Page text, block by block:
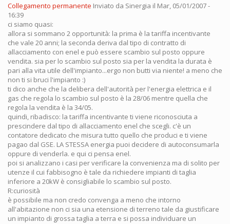
Collegamento permanente Inviato da Sinergia il Mar, 05/01/2007 -
16:39
ci siamo quasi:
allora si sommano 2 opportunità: la prima è la tariffa incentivante
che vale 20 anni; la seconda deriva dal tipo di contratto di
allacciamento con enel e può essere scambio sul posto oppure
vendita. sia per lo scambio sul posto sia per la vendita la durata è
pari alla vita utile dell'impianto...ergo non butti via niente! a meno che
non ti si bruci l'impianto :)
ti dico anche che la delibera dell'autorità per l'energia elettrica e il
gas che regola lo scambio sul posto è la 28/06 mentre quella che
regola la vendita è la 34/05.
quindi, ribadisco: la tariffa incentivante ti viene riconosciuta a
prescindere dal tipo di allacciamento enel che scegli. c'è un
contatore dedicato che misura tutto quello che produci e ti viene
pagao dal GSE. LA STESSA energia puoi decidere di autoconsumarla
oppure di venderla. e qui ci pensa enel.
poi si analizzano i casi per verificare la convenienza ma di solito per
utenze il cui fabbisogno è tale da richiedere impianti di taglia
inferiore a 20kW è consigliabile lo scambio sul posto.
R:curiosità
è possibile ma non credo convenga a meno che intorno
all'abitazione non ci sia una etensione di terreno tale da giustificare
un impianto di grossa taglia a terra e si possa individuare un